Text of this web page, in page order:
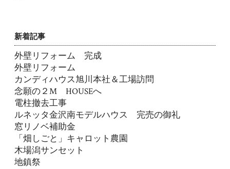
新着記事
外壁リフォーム 完成
外壁リフォーム
カンディハウス旭川本社＆工場訪問
念願の２M HOUSEへ
電柱撤去工事
ルネッタ金沢南モデルハウス 完売の御礼
窓リノベ補助金
「畑しごと」キャロット農園
木場潟サンセット
地鎮祭